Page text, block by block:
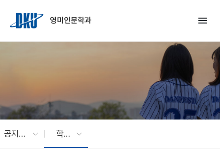
영미인문학과
menu
공지사항 학과공지사항